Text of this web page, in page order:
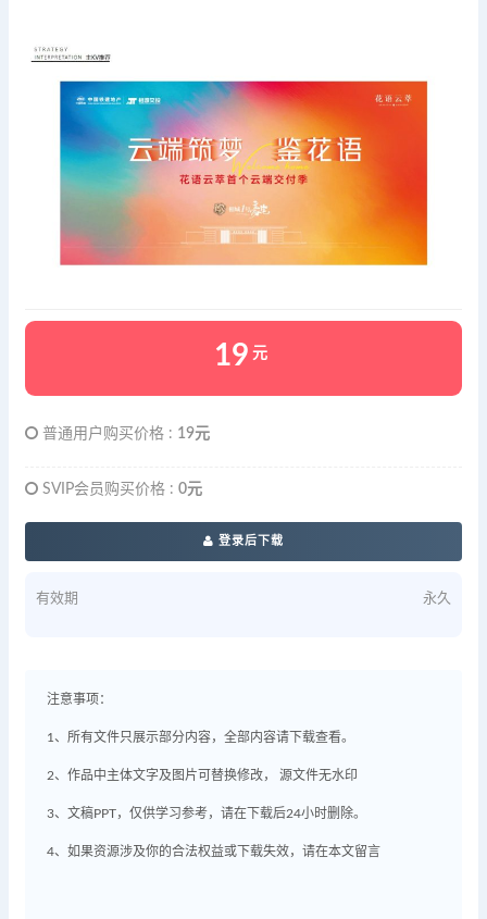
19 元
普通用户购买价格 : 19元
SVIP会员购买价格 : 0元
登录后下载
有效期 永久
注意事项：
1、所有文件只展示部分内容，全部内容请下载查看。
2、作品中主体文字及图片可替换修改， 源文件无水印
3、文稿PPT，仅供学习参考，请在下载后24小时删除。
4、如果资源涉及你的合法权益或下载失效，请在本文留言